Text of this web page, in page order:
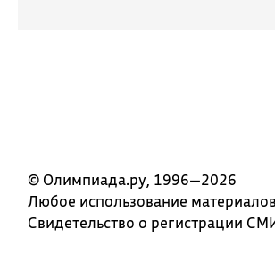
© Олимпиада.ру, 1996—2026
Любое использование
Свидетельство о регистрации